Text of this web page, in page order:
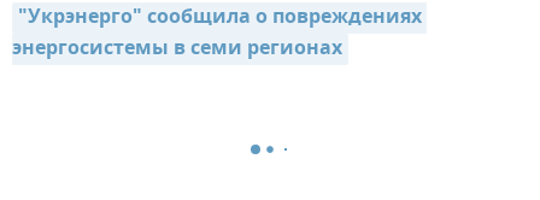
"Укрэнерго" сообщила о повреждениях
энергосистемы в семи регионах